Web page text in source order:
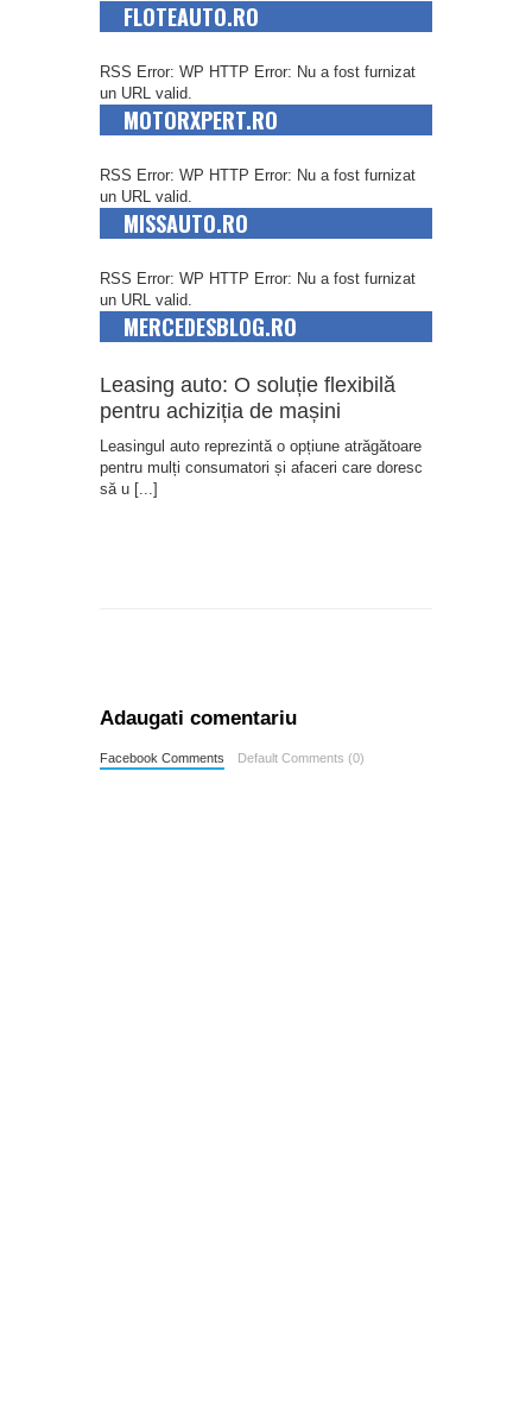
FLOTEAUTO.RO
RSS Error: WP HTTP Error: Nu a fost furnizat
un URL valid.
MOTORXPERT.RO
RSS Error: WP HTTP Error: Nu a fost furnizat
un URL valid.
MISSAUTO.RO
RSS Error: WP HTTP Error: Nu a fost furnizat
un URL valid.
MERCEDESBLOG.RO
Leasing auto: O soluție flexibilă
pentru achiziția de mașini
Leasingul auto reprezintă o opțiune atrăgătoare
pentru mulți consumatori și afaceri care doresc
să u [...]
Adaugati comentariu
Facebook Comments Default Comments (0)